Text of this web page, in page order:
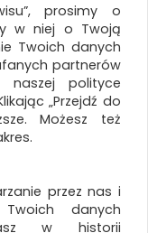
prosimy o
w niej o Twoją
Twoich danych
partnerów
naszej polityce
„Przejdź do
Możesz też
przez nas i
danych
w historii